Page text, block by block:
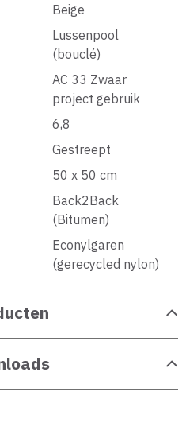
Beige
Lussenpool
(bouclé)
AC 33 Zwaar
project gebruik
6,8
Gestreept
50 x 50 cm
Back2Back
(Bitumen)
Econylgaren
(gerecycled nylon)